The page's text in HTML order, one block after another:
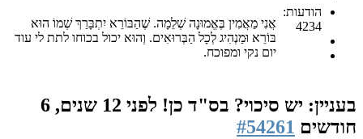
הודעות:
4234
אֲנִי מַאֲמִין בֶּאֱמוּנָה שְׁלֵמָה. שֶׁהַבּוֹרֵא יִתְבָּרַךְ שְׁמוֹ הוּא
בּוֹרֵא וּמַנְהִיג לְכָל הַבְּרוּאִים. וְהוּא יכול בכוחו לתת לי עוד
יום נקי ומפוכח.
בעניין: יש סיכוי? בס"ד כן!
לפני 12 שנים, 6
חודשים #54261